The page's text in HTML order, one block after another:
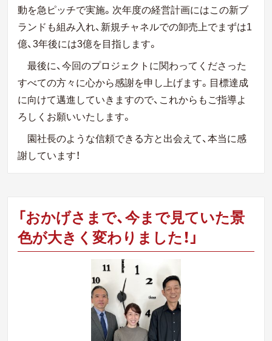
動を急ピッチで実施。次年度の経営計画にはこの新ブ
ランドも組み入れ、新規チャネルでの卸売上でまずは1
億、3年後には3億を目指します。
最後に、今回のプロジェクトに関わってくださった
すべての方々に心から感謝を申し上げます。目標達成
に向けて邁進していきますので、これからもご指導よ
ろしくお願いいたします。
園社長のような信頼できる方と出会えて、本当に感
謝しています！
「おかげさまで、今まで見ていた景
色が大きく変わりました！」